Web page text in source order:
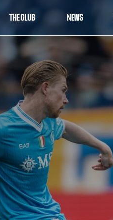
THE CLUB NEWS